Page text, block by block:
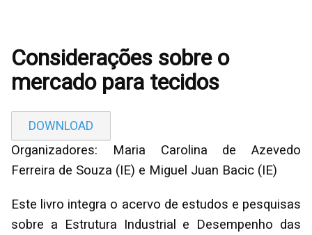
Considerações sobre o
mercado para tecidos
DOWNLOAD
Organizadores: Maria Carolina de Azevedo
Ferreira de Souza (IE) e Miguel Juan Bacic (IE)
Este livro integra o acervo de estudos e pesquisas
sobre a Estrutura Industrial e Desempenho das